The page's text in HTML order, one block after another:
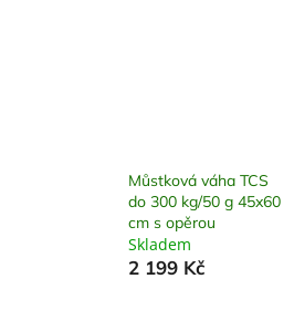
Můstková váha TCS
do 300 kg/50 g 45x60
cm s opěrou
Skladem
2 199 Kč